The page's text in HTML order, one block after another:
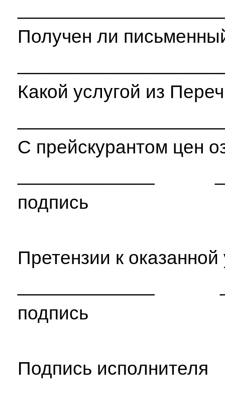
Получен ли
Какой услугой из
С прейскурантом цен
подпись
Претензии к
подпись
Подпись